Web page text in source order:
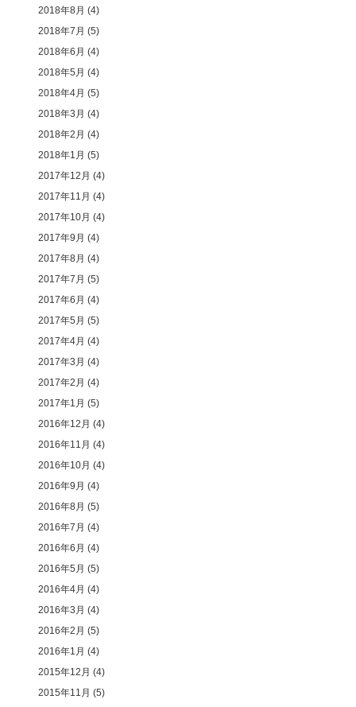
2018年8月 (4)
2018年7月 (5)
2018年6月 (4)
2018年5月 (4)
2018年4月 (5)
2018年3月 (4)
2018年2月 (4)
2018年1月 (5)
2017年12月 (4)
2017年11月 (4)
2017年10月 (4)
2017年9月 (4)
2017年8月 (4)
2017年7月 (5)
2017年6月 (4)
2017年5月 (5)
2017年4月 (4)
2017年3月 (4)
2017年2月 (4)
2017年1月 (5)
2016年12月 (4)
2016年11月 (4)
2016年10月 (4)
2016年9月 (4)
2016年8月 (5)
2016年7月 (4)
2016年6月 (4)
2016年5月 (5)
2016年4月 (4)
2016年3月 (4)
2016年2月 (5)
2016年1月 (4)
2015年12月 (4)
2015年11月 (5)